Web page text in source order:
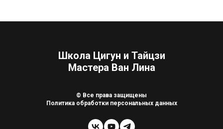
Школа Цигун и Тайцзи
Мастера Ван Лина
© Все права защищены
Политика обработки персональных данных